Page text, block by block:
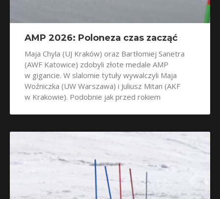
AMP 2026: Poloneza czas zacząć
Maja Chyla (UJ Kraków) oraz Bartłomiej Sanetra
(AWF Katowice) zdobyli złote medale AMP
w gigancie. W slalomie tytuły wywalczyli Maja
Woźniczka (UW Warszawa) i Juliusz Mitan (AKF
w Krakowie). Podobnie jak przed rokiem